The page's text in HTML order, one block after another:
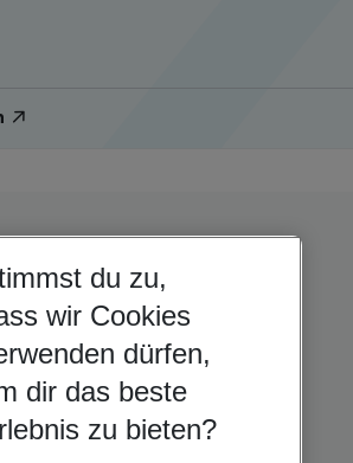
du zu,
wir Cookies
dürfen,
dir das beste
zu bieten?